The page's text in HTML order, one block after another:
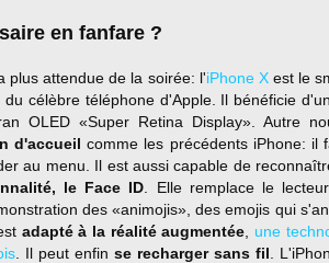
en fanfare ?
plus attendue de la soirée: l'iPhone Xest le
du célèbre téléphone d'Apple. Il bénéficie
OLED «Super Retina Display». Autre
d'accueilcomme les précédents iPhone: il
au menu. Il est aussi capable de
le Face ID . Elle remplace le
des «animojis», des emojis qui
adapté à la réalité augmentée
une
. Il peut enfin se recharger sans fil .